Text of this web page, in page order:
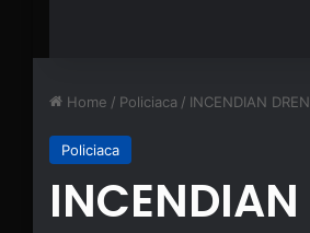
Home / Policiaca / INCENDIAN
Policiaca